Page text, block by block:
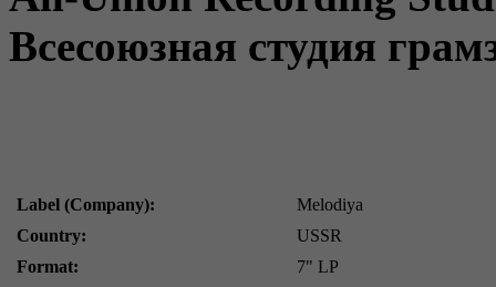
Всесоюзная студия
Label (Company):
Melodiya
Country:
USSR
Format:
7" LP